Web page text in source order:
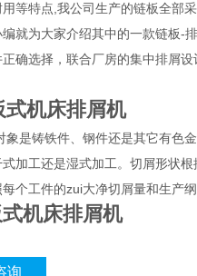
等特点,我公司生产的链板全部
就为大家介绍其中的一款链板-
确选择，联合厂房的集中排屑
式机床排屑机
象是铸铁件、钢件还是其它有色
加工还是湿式加工。切屑形状
个工件的zui大净切屑量和生产
机床排屑机
询